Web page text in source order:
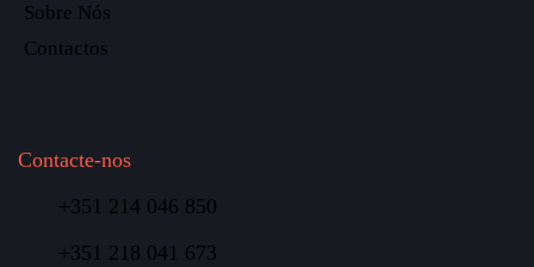
Sobre Nós
Contactos
Contacte-nos
+351 214 046 850
+351 218 041 673